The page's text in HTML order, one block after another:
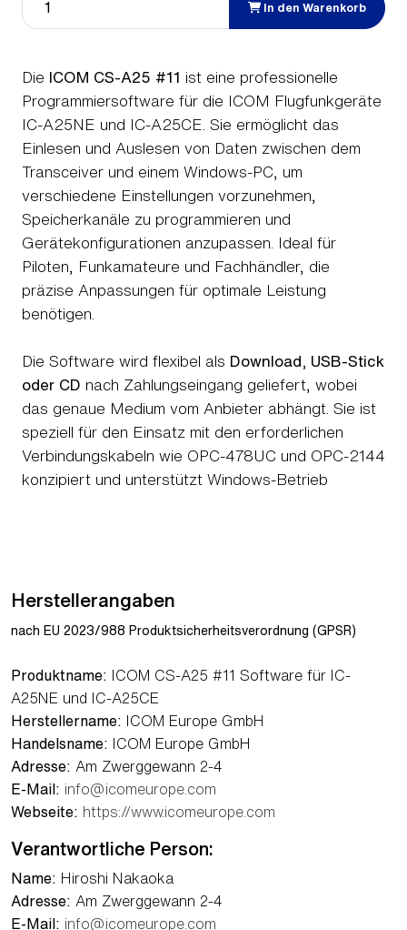
In den Warenkorb
Die ICOM CS-A25 #11 ist eine professionelle
Programmiersoftware für die ICOM Flugfunkgeräte
IC-A25NE und IC-A25CE. Sie ermöglicht das
Einlesen und Auslesen von Daten zwischen dem
Transceiver und einem Windows-PC, um
verschiedene Einstellungen vorzunehmen,
Speicherkanäle zu programmieren und
Gerätekonfigurationen anzupassen. Ideal für
Piloten, Funkamateure und Fachhändler, die
präzise Anpassungen für optimale Leistung
benötigen.
Die Software wird flexibel als Download, USB-Stick
oder CD nach Zahlungseingang geliefert, wobei
das genaue Medium vom Anbieter abhängt. Sie ist
speziell für den Einsatz mit den erforderlichen
Verbindungskabeln wie OPC-478UC und OPC-2144
konzipiert und unterstützt Windows-Betrieb
Herstellerangaben
nach EU 2023/988 Produktsicherheitsverordnung (GPSR)
Produktname: ICOM CS-A25 #11 Software für IC-
A25NE und IC-A25CE
Herstellername: ICOM Europe GmbH
Handelsname: ICOM Europe GmbH
Adresse: Am Zwerggewann 2-4
E-Mail: info@icomeurope.com
Webseite: https://www.icomeurope.com
Verantwortliche Person:
Name: Hiroshi Nakaoka
Adresse: Am Zwerggewann 2-4
E-Mail: info@icomeurope.com